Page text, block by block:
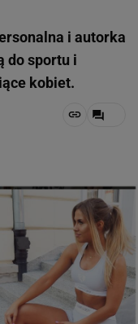
i autorka
do sportu i
kobiet.